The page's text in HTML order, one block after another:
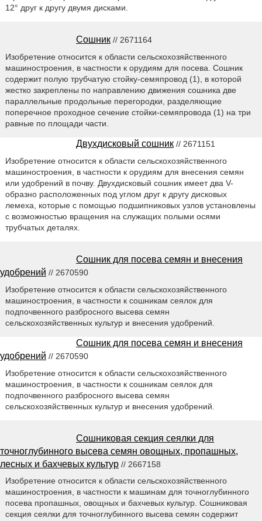
12° друг к другу двумя дисками.
Сошник // 2671164
Изобретение относится к области сельскохозяйственного
машиностроения, в частности к орудиям для посева. Сошник
содержит полую трубчатую стойку-семяпровод (1), в которой
жестко закреплены по направлению движения сошника две
параллельные продольные перегородки, разделяющие
поперечное проходное сечение стойки-семяпровода (1) на три
равные по площади части.
Двухдисковый сошник // 2671151
Изобретение относится к области сельскохозяйственного
машиностроения, в частности к орудиям для внесения семян
или удобрений в почву. Двухдисковый сошник имеет два V-
образно расположенных под углом друг к другу дисковых
лемеха, которые с помощью подшипниковых узлов установлены
с возможностью вращения на служащих полыми осями
трубчатых деталях.
Сошник для посева семян и внесения
удобрений // 2670590
Изобретение относится к области сельскохозяйственного
машиностроения, в частности к сошникам сеялок для
подпочвенного разбросного высева семян
сельскохозяйственных культур и внесения удобрений.
Сошник для посева семян и внесения
удобрений // 2670590
Изобретение относится к области сельскохозяйственного
машиностроения, в частности к сошникам сеялок для
подпочвенного разбросного высева семян
сельскохозяйственных культур и внесения удобрений.
Сошниковая секция сеялки для
точноглубинного высева семян овощных, пропашных,
лесных и бахчевых культур // 2667158
Изобретение относится к области сельскохозяйственного
машиностроения, в частности к машинам для точноглубинного
посева пропашных, овощных и бахчевых культур. Сошниковая
секция сеялки для точноглубинного высева семян содержит